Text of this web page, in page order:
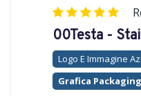
00Testa -
Logo E Immagine
Grafica Packaging